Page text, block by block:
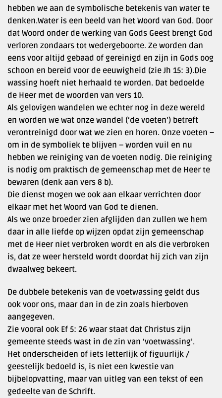
hebben we aan de symbolische betekenis van water te
denken.Water is een beeld van het Woord van God. Door
dat Woord onder de werking van Gods Geest brengt God
verloren zondaars tot wedergeboorte. Ze worden dan
eens voor altijd gebaad of gereinigd en zijn in Gods oog
schoon en bereid voor de eeuwigheid (zie Jh 15: 3).Die
wassing hoeft niet herhaald te worden. Dat bedoelde
de Heer met de woorden van vers 10.
Als gelovigen wandelen we echter nog in deze wereld
en worden we wat onze wandel (‘de voeten’) betreft
verontreinigd door wat we zien en horen. Onze voeten –
om in de symboliek te blijven – worden vuil en nu
hebben we reiniging van de voeten nodig. Die reiniging
is nodig om praktisch de gemeenschap met de Heer te
bewaren (denk aan vers 8 b).
Die dienst mogen we ook aan elkaar verrichten door
elkaar met het Woord van God te dienen.
Als we onze broeder zien afglijden dan zullen we hem
daar in alle liefde op wijzen opdat zijn gemeenschap
met de Heer niet verbroken wordt en als die verbroken
is, dat ze weer hersteld wordt doordat hij zich van zijn
dwaalweg bekeert.
De dubbele betekenis van de voetwassing geldt dus
ook voor ons, maar dan in de zin zoals hierboven
aangegeven.
Zie vooral ook Ef 5: 26 waar staat dat Christus zijn
gemeente steeds wast in de zin van ‘voetwassing’.
Het onderscheiden of iets letterlijk of figuurlijk /
geestelijk bedoeld is, is niet een kwestie van
bijbelopvatting, maar van uitleg van een tekst of een
gedeelte van de Schrift.